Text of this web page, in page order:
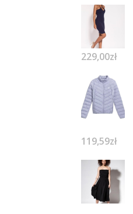
229,00zł
119,59zł